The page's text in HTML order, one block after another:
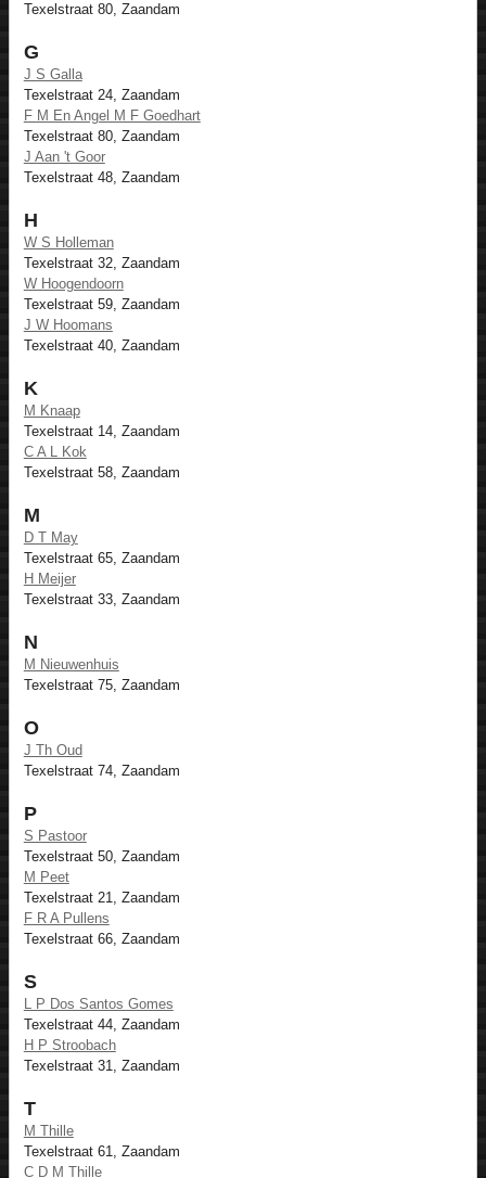
Texelstraat 80, Zaandam
G
J S Galla
Texelstraat 24, Zaandam
F M En Angel M F Goedhart
Texelstraat 80, Zaandam
J Aan 't Goor
Texelstraat 48, Zaandam
H
W S Holleman
Texelstraat 32, Zaandam
W Hoogendoorn
Texelstraat 59, Zaandam
J W Hoomans
Texelstraat 40, Zaandam
K
M Knaap
Texelstraat 14, Zaandam
C A L Kok
Texelstraat 58, Zaandam
M
D T May
Texelstraat 65, Zaandam
H Meijer
Texelstraat 33, Zaandam
N
M Nieuwenhuis
Texelstraat 75, Zaandam
O
J Th Oud
Texelstraat 74, Zaandam
P
S Pastoor
Texelstraat 50, Zaandam
M Peet
Texelstraat 21, Zaandam
F R A Pullens
Texelstraat 66, Zaandam
S
L P Dos Santos Gomes
Texelstraat 44, Zaandam
H P Stroobach
Texelstraat 31, Zaandam
T
M Thille
Texelstraat 61, Zaandam
C D M Thille